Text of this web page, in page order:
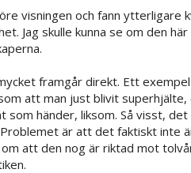
visningen och fann ytterligare
Jag skulle kunna se om den
framgår direkt. Ett exempel
att man just blivit
händer, liksom. Så visst, det
är att det faktiskt inte
att den nog är riktad mot